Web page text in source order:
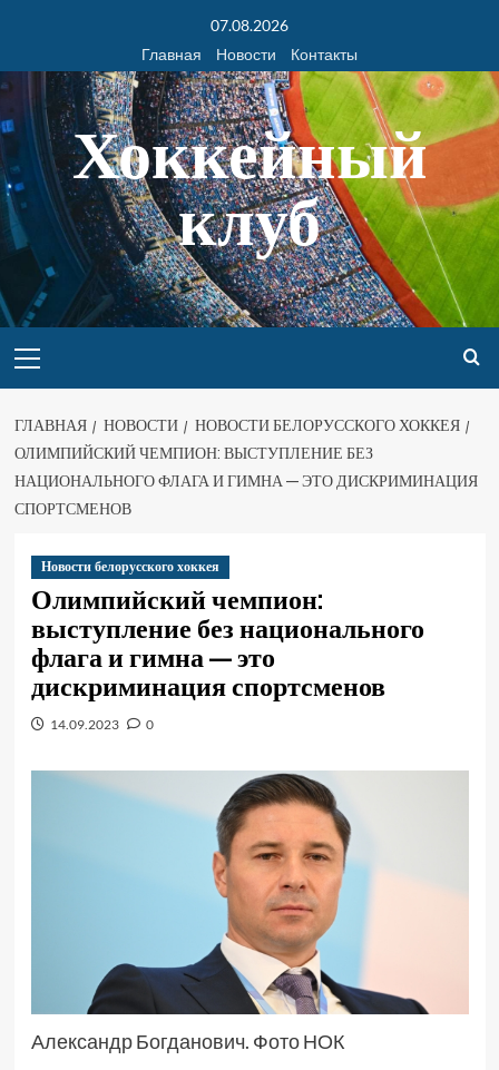
07.08.2026
Главная
Новости Контакты
Хоккейный
клуб
ГЛАВНАЯ НОВОСТИ
НОВОСТИ БЕЛОРУССКОГО ХОККЕЯ
ОЛИМПИЙСКИЙ ЧЕМПИОН: ВЫСТУПЛЕНИЕ БЕЗ
НАЦИОНАЛЬНОГО ФЛАГА И ГИМНА — ЭТО ДИСКРИМИНАЦИЯ
СПОРТСМЕНОВ
Новости белорусского хоккея
Олимпийский чемпион:
выступление без национального
флага и гимна — это
дискриминация спортсменов
14.09.2023 0
Александр Богданович. Фото НОК